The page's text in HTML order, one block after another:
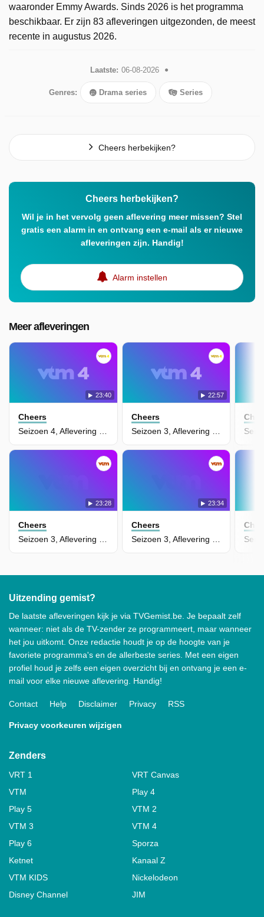
waaronder Emmy Awards. Sinds 2026 is het programma
beschikbaar. Er zijn 83 afleveringen uitgezonden, de meest
recente in augustus 2026.
Laatste: 06-08-2026
Genres: Drama series Series
Cheers herbekijken?
Cheers herbekijken?
Wil je in het vervolg geen aflevering meer missen? Stel
gratis een alarm in en ontvang een e-mail als er nieuwe
afleveringen zijn. Handig!
Alarm instellen
Meer afleveringen
23:40
Cheers
Seizoen 4, Aflevering 1 - Birth, Death, Love and Rice
22:57
Cheers
Seizoen 3, Aflevering 25 - Rescue Me
23:28
Cheers
23:34
Cheers
Uitzending gemist?
De laatste afleveringen kijk je via TVGemist.be. Je bepaalt zelf
wanneer: niet als de TV-zender ze programmeert, maar wanneer
het jou uitkomt. Onze redactie houdt je op de hoogte van je
favoriete programma's en de allerbeste series. Met een eigen
profiel houd je zelfs een eigen overzicht bij en ontvang je een e-
mail voor elke nieuwe aflevering. Handig!
Contact Help Disclaimer Privacy RSS
Privacy voorkeuren wijzigen
Zenders
VRT 1
VRT Canvas
VTM
Play 4
Play 5
VTM 2
VTM 3
VTM 4
Play 6
Sporza
Ketnet
Kanaal Z
VTM KIDS
Nickelodeon
Disney Channel
JIM